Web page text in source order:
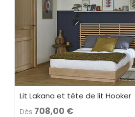
Lit Lakana et tête de lit Hooker
Dès 708,00